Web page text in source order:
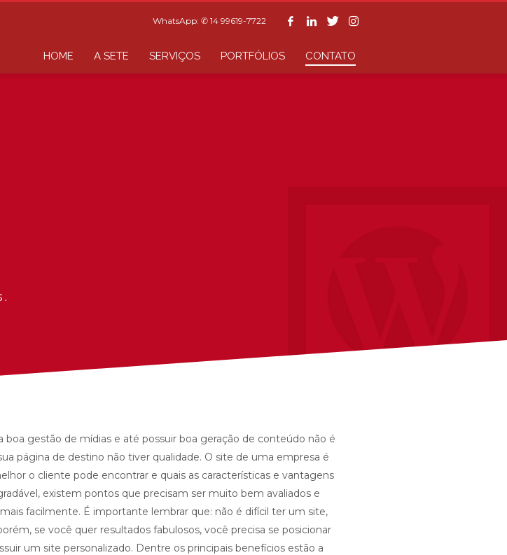
WhatsApp: ✆ 14 99619-7722
HOME A SETE SERVIÇOS PORTFÓLIOS CONTATO
gestão de mídias e até possuir boa geração de conteúdo não é
página de destino não tiver qualidade. O site de uma empresa é
o cliente pode encontrar e quais as características e vantagens
existem pontos que precisam ser muito bem avaliados e
facilmente. É importante lembrar que: não é difícil ter um site,
se você quer resultados fabulosos, você precisa se posicionar
um site personalizado. Dentre os principais benefícios estão a